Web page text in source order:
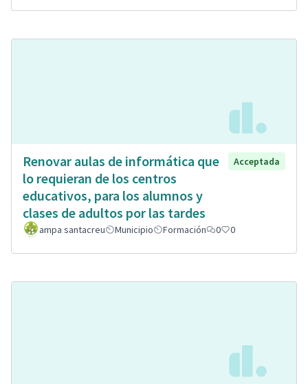
Renovar aulas de informática que
lo requieran de los centros
educativos, para los alumnos y
clases de adultos por las tardes
Acceptada
ampa santacreu Municipio Formación 0 0